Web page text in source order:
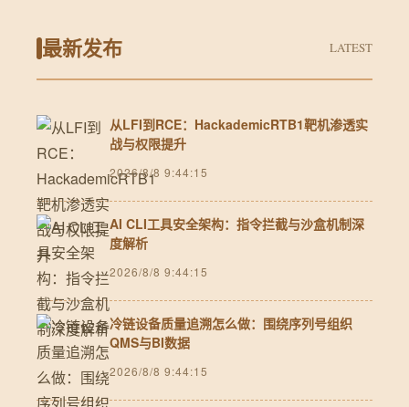
最新发布 LATEST
从LFI到RCE：HackademicRTB1靶机渗透实
战与权限提升
2026/8/8 9:44:15
AI CLI工具安全架构：指令拦截与沙盒机制深
度解析
2026/8/8 9:44:15
冷链设备质量追溯怎么做：围绕序列号组织
QMS与BI数据
2026/8/8 9:44:15